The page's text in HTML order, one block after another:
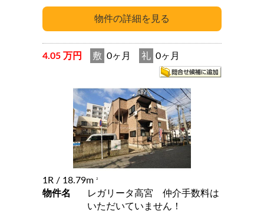
4.05 万円 敷 0ヶ月 礼 0ヶ月
1R / 18.79m 2
物件名
レガリータ高宮 仲介手数料は
いただいていません！